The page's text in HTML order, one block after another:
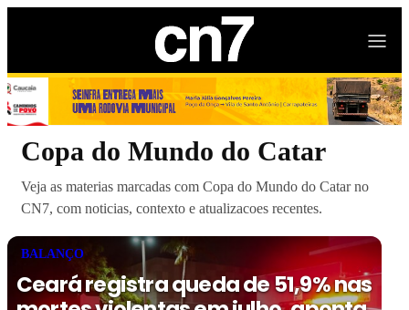
Copa do Mundo do Catar
Veja as materias marcadas com Copa do Mundo do Catar no
CN7, com noticias, contexto e atualizacoes recentes.
BALANÇO
Ceará registra queda de 51,9% nas